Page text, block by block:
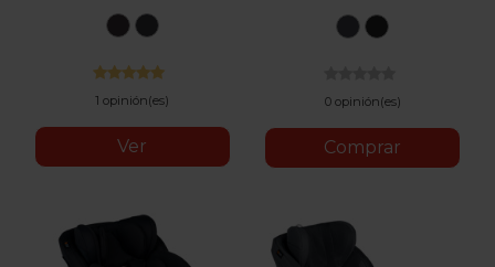
Metallic
Fresh
Cab
1 opinión(es)
Ver
Essential
0 opinión(es)
Comprar